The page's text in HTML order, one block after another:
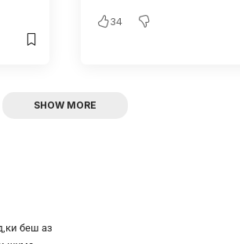
34
SHOW MORE
беш аз